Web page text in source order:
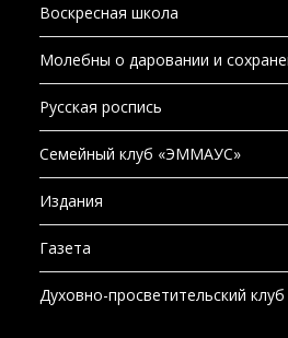
Воскресная школа
Молебны о даровании и
Русская роспись
Семейный клуб «ЭММАУС»
Издания
Газета
Духовно-просветительский клуб